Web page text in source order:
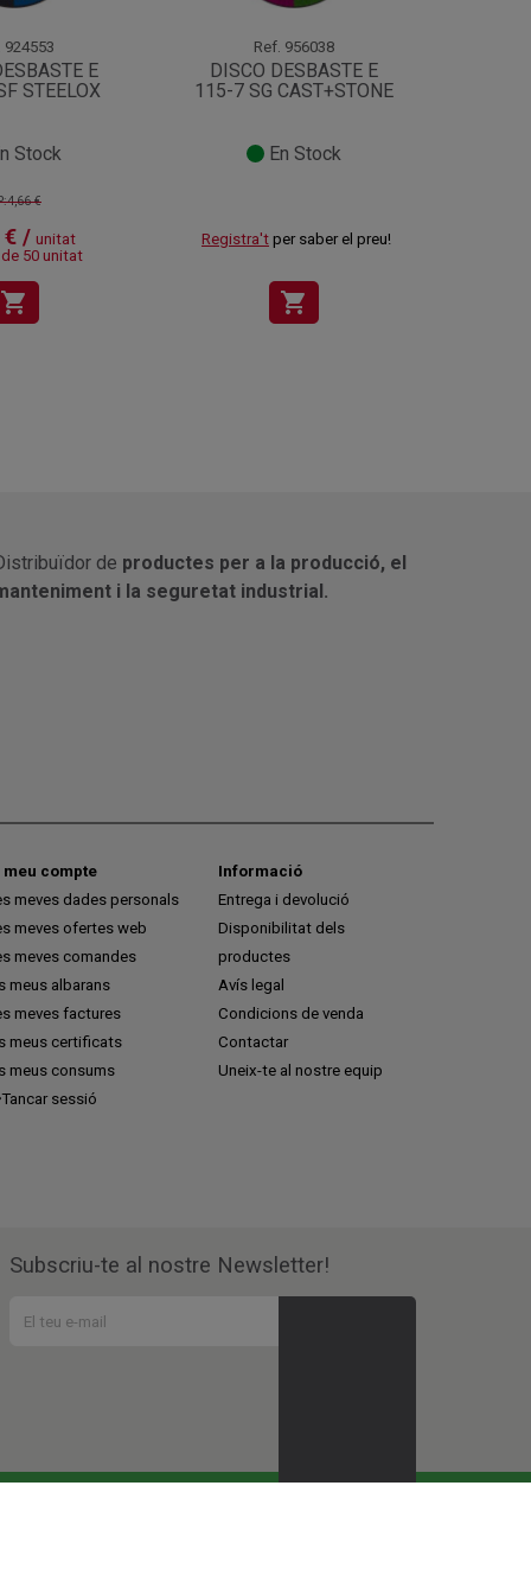
924553
E
STEELOX
Stock
€
€ / unitat
50 unitat
shopping_cart
Ref. 956038
DISCO DESBASTE E
115-7 SG CAST+STONE
En Stock
Registra't per saber el preu!
shopping_cart
de productes per a la producció, el
i la seguretat industrial.
meu compte
meves dades personals
meves ofertes web
meves comandes
meus albarans
meves factures
meus certificats
meus consums
Tancar sessió
Informació
Entrega i devolució
Disponibilitat dels
productes
Avís legal
Condicions de venda
Contactar
Uneix-te al nostre equip
Subscriu-te al nostre Newsletter!